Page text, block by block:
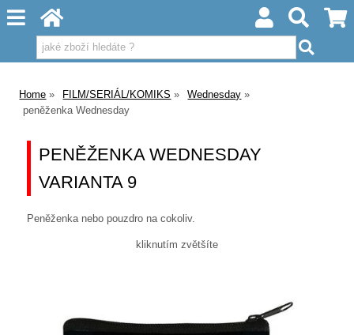
Home FILM/SERIÁL/KOMIKS
Wednesday
peněženka Wednesday
PENĚŽENKA WEDNESDAY
VARIANTA 9
Peněženka nebo pouzdro na cokoliv.
kliknutím zvětšíte